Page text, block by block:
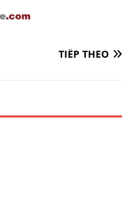
TIẾP THEO